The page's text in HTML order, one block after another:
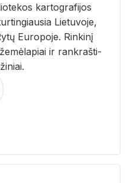
kar­to­gra­fi­jos
Lie­tu­vo­je,
Eu­ro­po­je. Rin­ki­nį
ir rank­raš­ti­